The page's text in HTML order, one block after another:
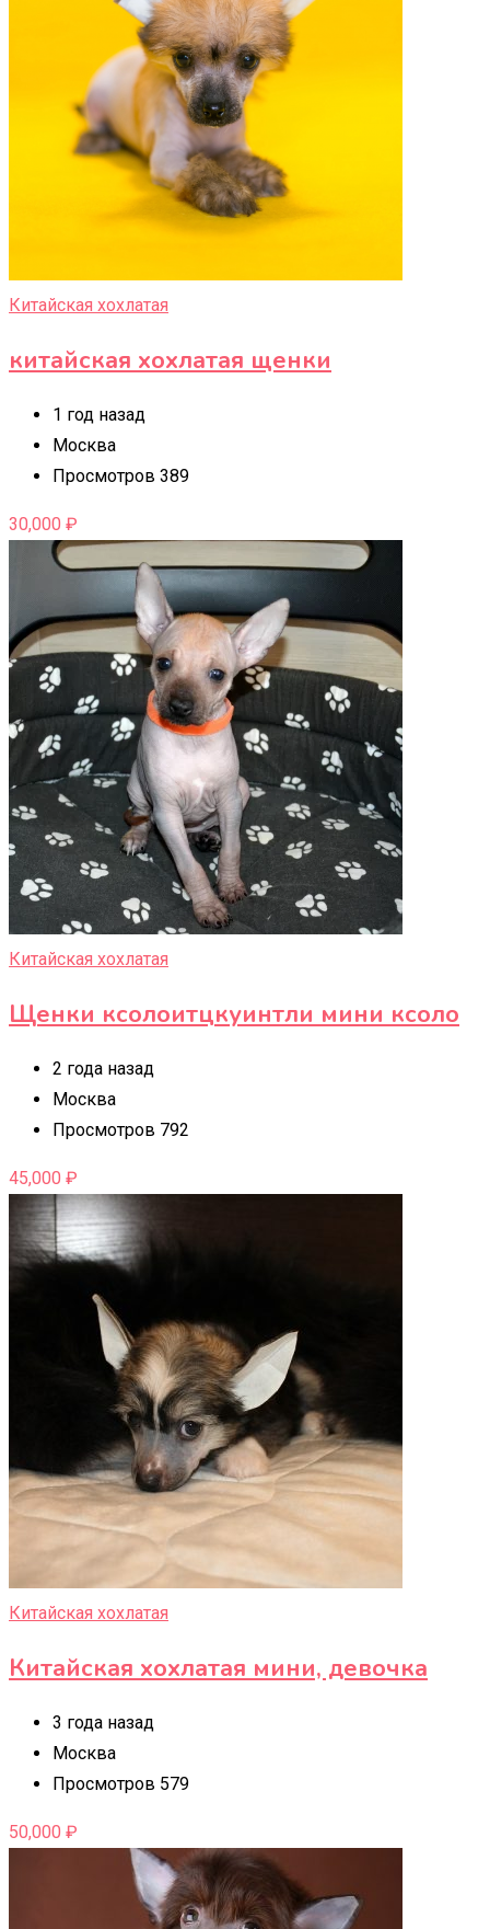
Китайская хохлатая
китайская хохлатая щенки
1 год назад
Москва
Просмотров 389
30,000 ₽
Китайская хохлатая
Щенки ксолоитцкуинтли мини ксоло
2 года назад
Москва
Просмотров 792
45,000 ₽
Китайская хохлатая
Китайская хохлатая мини, девочка
3 года назад
Москва
Просмотров 579
50,000 ₽